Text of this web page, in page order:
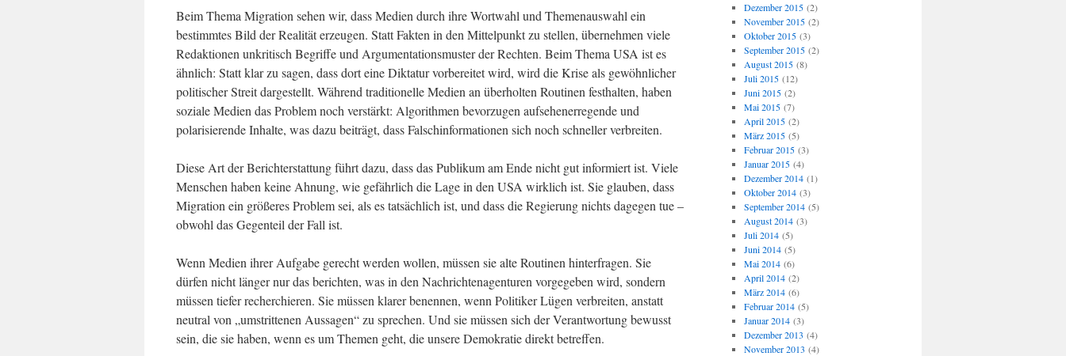
Beim Thema Migration sehen wir, dass Medien durch ihre Wortwahl und Themenauswahl ein
bestimmtes Bild der Realität erzeugen. Statt Fakten in den Mittelpunkt zu stellen, übernehmen viele
Redaktionen unkritisch Begriffe und Argumentationsmuster der Rechten. Beim Thema USA ist es
ähnlich: Statt klar zu sagen, dass dort eine Diktatur vorbereitet wird, wird die Krise als gewöhnlicher
politischer Streit dargestellt. Während traditionelle Medien an überholten Routinen festhalten, haben
soziale Medien das Problem noch verstärkt: Algorithmen bevorzugen aufsehenerregende und
polarisierende Inhalte, was dazu beiträgt, dass Falschinformationen sich noch schneller verbreiten.
Diese Art der Berichterstattung führt dazu, dass das Publikum am Ende nicht gut informiert ist. Viele
Menschen haben keine Ahnung, wie gefährlich die Lage in den USA wirklich ist. Sie glauben, dass
Migration ein größeres Problem sei, als es tatsächlich ist, und dass die Regierung nichts dagegen tue –
obwohl das Gegenteil der Fall ist.
Wenn Medien ihrer Aufgabe gerecht werden wollen, müssen sie alte Routinen hinterfragen. Sie
dürfen nicht länger nur das berichten, was in den Nachrichtenagenturen vorgegeben wird, sondern
müssen tiefer recherchieren. Sie müssen klarer benennen, wenn Politiker Lügen verbreiten, anstatt
neutral von „umstrittenen Aussagen“ zu sprechen. Und sie müssen sich der Verantwortung bewusst
sein, die sie haben, wenn es um Themen geht, die unsere Demokratie direkt betreffen.
Dezember 2015(2)
November 2015(2)
Oktober 2015(3)
September 2015(2)
August 2015(8)
Juli 2015(12)
Juni 2015(2)
Mai 2015(7)
April 2015(2)
März 2015(5)
Februar 2015(3)
Januar 2015(4)
Dezember 2014(1)
Oktober 2014(3)
September 2014(5)
August 2014(3)
Juli 2014(5)
Juni 2014(5)
Mai 2014(6)
April 2014(2)
März 2014(6)
Februar 2014(5)
Januar 2014(3)
Dezember 2013 (4)
November 2013 (4)